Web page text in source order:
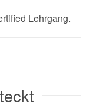
Lehrgang.